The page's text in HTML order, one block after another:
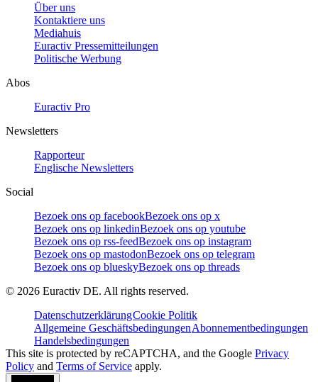
Über uns
Kontaktiere uns
Mediahuis
Euractiv Pressemitteilungen
Politische Werbung
Abos
Euractiv Pro
Newsletters
Rapporteur
Englische Newsletters
Social
Bezoek ons op facebookBezoek ons op x
Bezoek ons op linkedinBezoek ons op youtube
Bezoek ons op rss-feedBezoek ons op instagram
Bezoek ons op mastodonBezoek ons op telegram
Bezoek ons op blueskyBezoek ons op threads
© 2026 Euractiv DE. All rights reserved.
DatenschutzerklärungCookie Politik
Allgemeine GeschäftsbedingungenAbonnementbedingungen
Handelsbedingungen
This site is protected by reCAPTCHA, and the Google Privacy
Policy and Terms of Service apply.